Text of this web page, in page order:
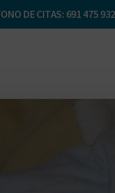
DE CITAS: 691 475 932